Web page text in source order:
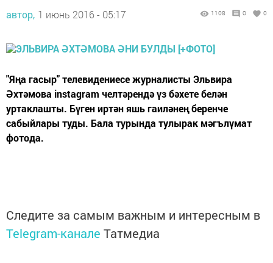
автор, 1 июнь 2016 - 05:17 1108 0 0
"Яңа гасыр" телевидениесе журналисты Эльвира
Әхтәмова instagram челтәрендә үз бәхете белән
уртаклашты. Бүген иртән яшь гаиләнең беренче
сабыйлары туды. Бала турында тулырак мәгълүмат
фотода.
Следите за самым важным и интересным в
Telegram-канале Татмедиа